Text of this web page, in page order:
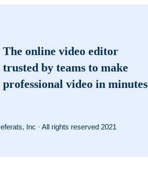
The online video editor
trusted by teams to make
professional video in minutes
Inc · All rights reserved 2021